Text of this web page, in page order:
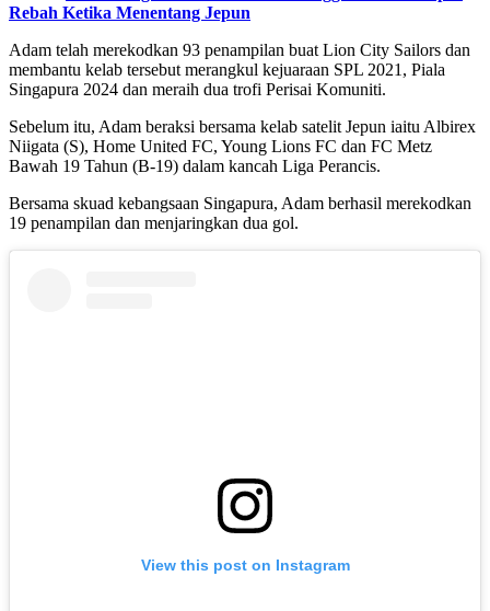
Rebah Ketika Menentang Jepun
Adam telah merekodkan 93 penampilan buat Lion City Sailors dan
membantu kelab tersebut merangkul kejuaraan SPL 2021, Piala
Singapura 2024 dan meraih dua trofi Perisai Komuniti.
Sebelum itu, Adam beraksi bersama kelab satelit Jepun iaitu Albirex
Niigata (S), Home United FC, Young Lions FC dan FC Metz
Bawah 19 Tahun (B-19) dalam kancah Liga Perancis.
Bersama skuad kebangsaan Singapura, Adam berhasil merekodkan
19 penampilan dan menjaringkan dua gol.
View this post on Instagram